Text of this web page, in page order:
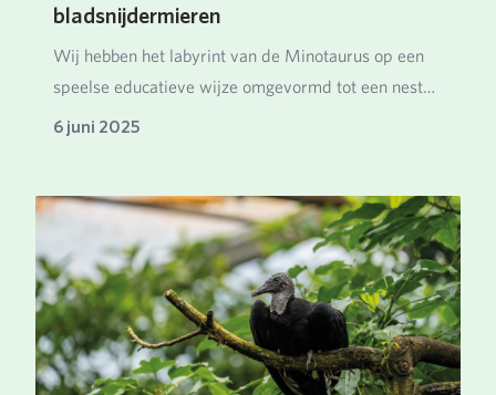
bladsnijdermieren
Wij hebben het labyrint van de Minotaurus op een
speelse educatieve wijze omgevormd tot een nest
van…
6 juni 2025